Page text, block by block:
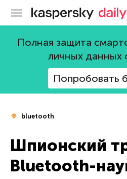
Блог
Полная защита
личных данных
Попробовать
bluetooth
Шпионский
Bluetooth-